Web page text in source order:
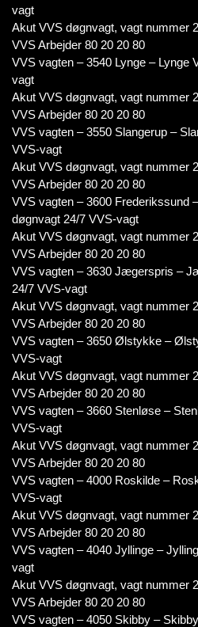
vagt
Akut VVS døgnvagt, vagt nummer
VVS Arbejder 80 20 20 80
VVS vagten – 3540 Lynge – Lynge
vagt
Akut VVS døgnvagt, vagt nummer
VVS Arbejder 80 20 20 80
VVS vagten – 3550 Slangerup –
VVS-vagt
Akut VVS døgnvagt, vagt nummer
VVS Arbejder 80 20 20 80
VVS vagten – 3600 Frederikssund
døgnvagt 24/7 VVS-vagt
Akut VVS døgnvagt, vagt nummer
VVS Arbejder 80 20 20 80
VVS vagten – 3630 Jægerspris –
24/7 VVS-vagt
Akut VVS døgnvagt, vagt nummer
VVS Arbejder 80 20 20 80
VVS vagten – 3650 Ølstykke –
VVS-vagt
Akut VVS døgnvagt, vagt nummer
VVS Arbejder 80 20 20 80
VVS vagten – 3660 Stenløse –
VVS-vagt
Akut VVS døgnvagt, vagt nummer
VVS Arbejder 80 20 20 80
VVS vagten – 4000 Roskilde –
VVS-vagt
Akut VVS døgnvagt, vagt nummer
VVS Arbejder 80 20 20 80
VVS vagten – 4040 Jyllinge –
vagt
Akut VVS døgnvagt, vagt nummer
VVS Arbejder 80 20 20 80
VVS vagten – 4050 Skibby –